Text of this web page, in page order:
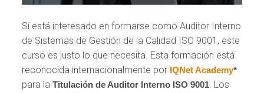
Si está interesado en formarse como Auditor Interno
de Sistemas de Gestión de la Calidad ISO 9001, este
curso es justo lo que necesita. Esta formación está
reconocida internacionalmente por IQNet Academy*
para laTitulación de Auditor Interno ISO 9001. Los